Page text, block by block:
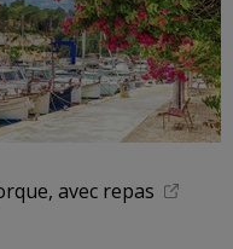
avec repas